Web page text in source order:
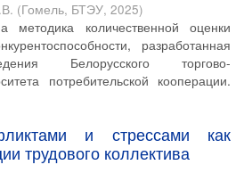
(Гомель, БТЭУ, 2025)
методика количественной оценки
разработанная
Белорусского торгово-
потребительской кооперации.
и стрессами как
трудового коллектива